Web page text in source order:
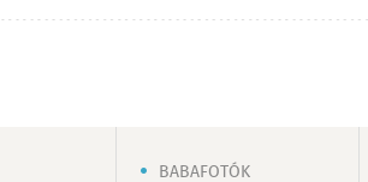
BABAFOTÓK